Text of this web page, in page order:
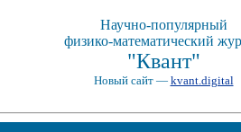
Научно-популярный
физико-математический
"Квант"
Новый сайт — kvant.digital